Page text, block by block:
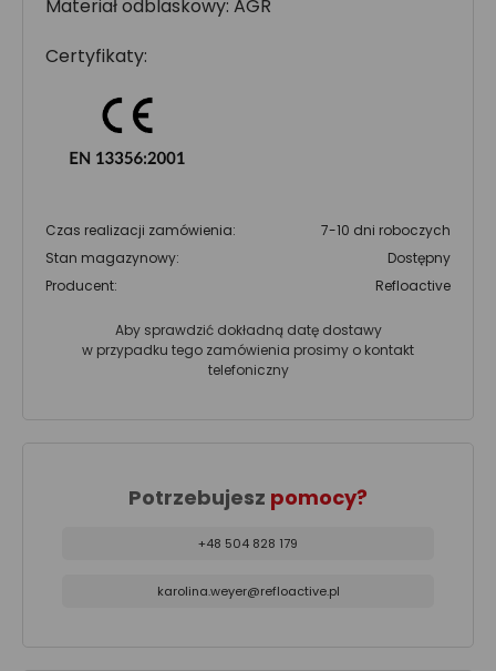
Materiał odblaskowy: AGR
Certyfikaty:
Czas realizacji zamówienia:
7-10 dni roboczych
Stan magazynowy:
Dostępny
Producent:
Refloactive
Aby sprawdzić dokładną datę dostawy
w przypadku tego zamówienia prosimy o kontakt
telefoniczny
Potrzebujesz pomocy?
+48 504 828 179
karolina.weyer@refloactive.pl